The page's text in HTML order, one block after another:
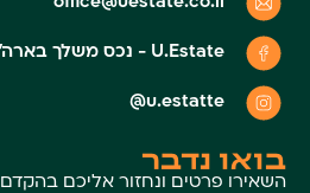
U.Estate - נכס משלך בארה״ב
u.estatte@
בואו נדבר
השאירו פרטים ונחזור אליכם בהקדם